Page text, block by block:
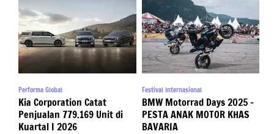
Performa Global
Kia Corporation Catat
Penjualan 779.169 Unit di
Kuartal I 2026
Festival Internasional
BMW Motorrad Days 2025 –
PESTA ANAK MOTOR KHAS
BAVARIA